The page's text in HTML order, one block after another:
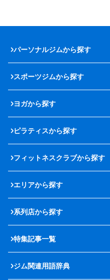
パーソナルジムから探す
スポーツジムから探す
ヨガから探す
ピラティスから探す
フィットネスクラブから探す
エリアから探す
系列店から探す
特集記事一覧
ジム関連用語辞典